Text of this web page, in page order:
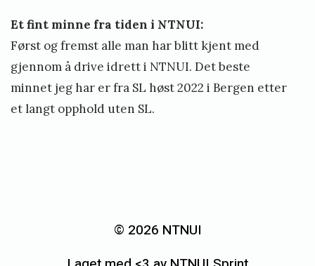
Et fint minne fra tiden i NTNUI:
Først og fremst alle man har blitt kjent med
gjennom å drive idrett i NTNUI. Det beste
minnet jeg har er fra SL høst 2022 i Bergen etter
et langt opphold uten SL.
© 2026 NTNUI